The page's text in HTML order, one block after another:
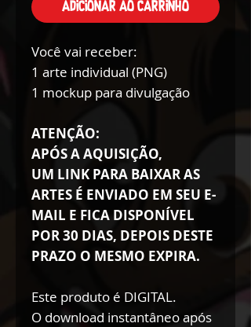
Adicionar ao carrinho
Você vai receber:
1 arte individual (PNG)
1 mockup para divulgação
ATENÇÃO:
APÓS A AQUISIÇÃO,
UM LINK PARA BAIXAR AS
ARTES É ENVIADO EM SEU E-
MAIL E FICA DISPONÍVEL
POR 30 DIAS, DEPOIS DESTE
PRAZO O MESMO EXPIRA.
Este produto é DIGITAL.
O download instantâneo após